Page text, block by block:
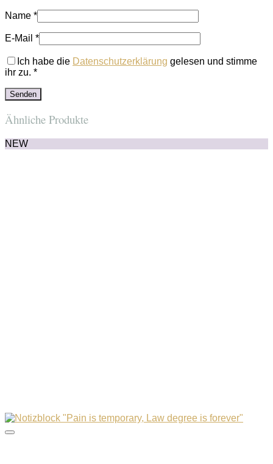
Name *
E-Mail *
Ich habe die Datenschutzerklärung gelesen und stimme
ihr zu. *
Ähnliche Produkte
NEW